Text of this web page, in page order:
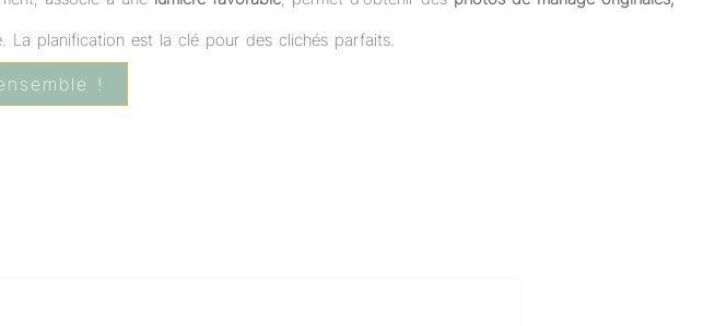
La planification est la clé pour des clichés parfaits.
!